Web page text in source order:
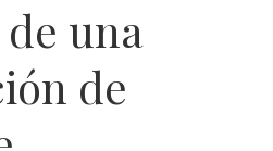
de una
de